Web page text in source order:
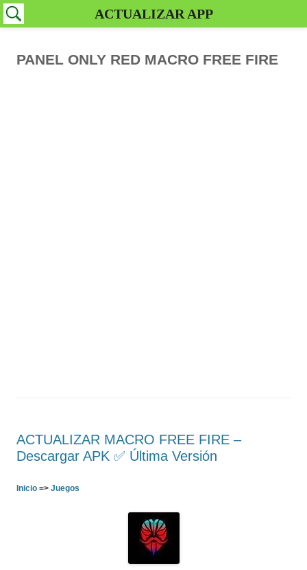
PANEL ONLY RED MACRO FREE FIRE
ACTUALIZAR MACRO FREE FIRE –
Descargar APK ✅️ Última Versión
Inicio => Juegos
ACTUALIZAR APP